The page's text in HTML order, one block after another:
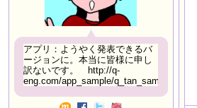
アプリ：ようやく発表できるバ
ージョンに。本当に皆様に申し
訳ないです。 http://q-
eng.com/app_sample/q_tan_sample06.html